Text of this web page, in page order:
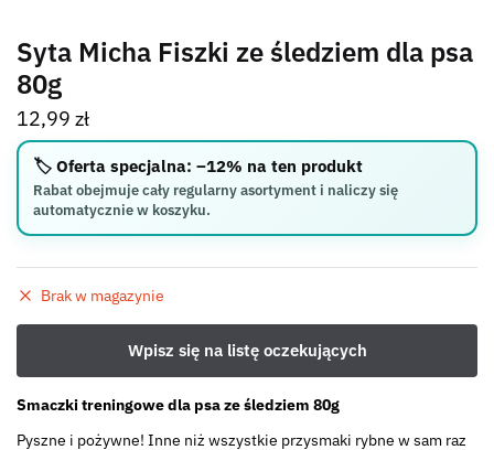
Syta Micha Fiszki ze śledziem dla psa
80g
12,99 zł
🏷️ Oferta specjalna: –12% na ten produkt
Rabat obejmuje cały regularny asortyment i naliczy się
automatycznie w koszyku.
Brak w magazynie
Smaczki treningowe dla psa ze śledziem 80g
Pyszne i pożywne! Inne niż wszystkie przysmaki rybne w sam raz